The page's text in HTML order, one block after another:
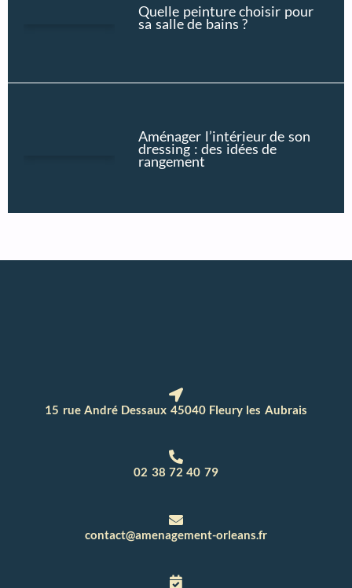
Quelle peinture choisir pour
sa salle de bains ?
Aménager l’intérieur de son
dressing : des idées de
rangement
15 rue André Dessaux 45040 Fleury les Aubrais
02 38 72 40 79
contact@amenagement-orleans.fr